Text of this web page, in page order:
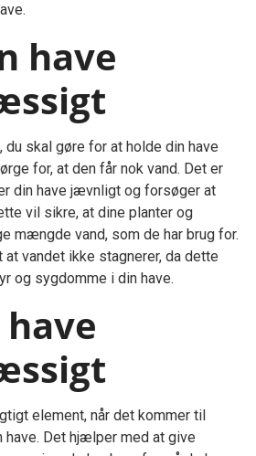
have
skal gøre for at holde din have
for, at den får nok vand. Det er
din have jævnligt og forsøger at
vil sikre, at dine planter og
mængde vand, som de har brug for.
vandet ikke stagnerer, da dette
og sygdomme i din have.
element, når det kommer til
Det hjælper med at give